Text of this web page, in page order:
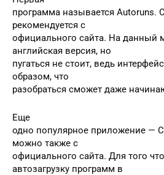
программа называется Autoruns.
рекомендуется с
официального сайта. На данный
английская версия, но
пугаться не стоит, ведь
образом, что
разобраться сможет даже
Еще
одно популярное приложение —
можно также с
официального сайта. Для того
автозагрузку программ в